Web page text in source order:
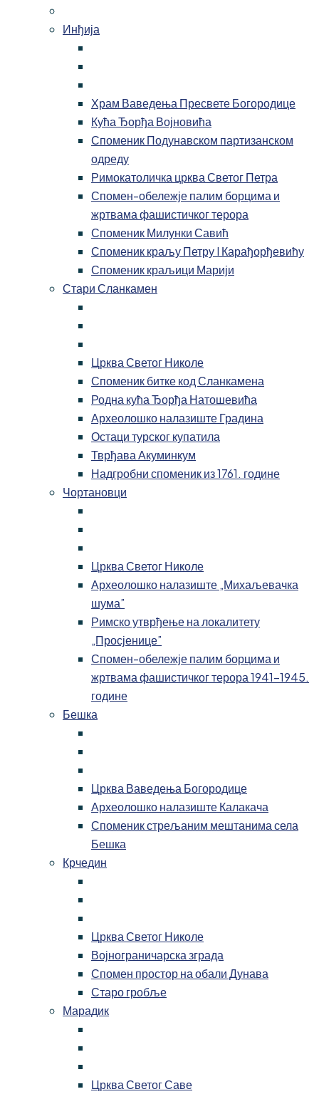
Инђија
Храм Ваведења Пресвете Богородице
Кућа Ђорђа Војновића
Споменик Подунавском партизанском
одреду
Римокатоличка црква Светог Петра
Спомен-обележје палим борцима и
жртвама фашистичког терора
Споменик Милунки Савић
Споменик краљу Петру I Карађорђевићу
Споменик краљици Марији
Стари Сланкамен
Црква Светог Николе
Споменик битке код Сланкамена
Родна кућа Ђорђа Натошевића
Археолошко налазиште Градина
Остаци турског купатила
Тврђава Акуминкум
Надгробни споменик из 1761. године
Чортановци
Црква Светог Николе
Археолошко налазиште „Михаљевачка
шума”
Римско утврђење на локалитету
„Просјенице”
Спомен-обележје палим борцима и
жртвама фашистичког терора 1941-1945.
године
Бешка
Црква Ваведења Богородице
Археолошко налазиште Калакача
Споменик стрељаним мештанима села
Бешка
Крчедин
Црква Светог Николе
Војнограничарска зграда
Спомен простор на обали Дунава
Старо гробље
Марадик
Црква Светог Саве